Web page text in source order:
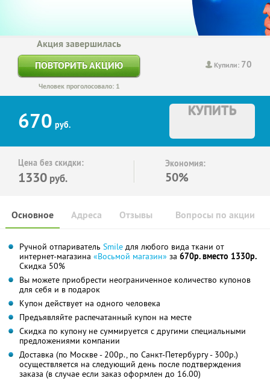
Купили: 70
Акция завершилась
ПОВТОРИТЬ АКЦИЮ
Человек проголосовало: 1
670 руб.
КУПИТЬ
Цена без скидки:
1330 руб.
Экономия:
50%
Основное Отзывы Вопросы по акции
Адреса
Ручной отпариватель Smile для любого вида ткани от
интернет-магазина «Восьмой магазин» за 670р. вместо 1330р.
Скидка 50%
Вы можете приобрести неограниченное количество купонов
для себя и в подарок
Купон действует на одного человека
Предъявляйте распечатанный купон на месте
Скидка по купону не суммируется с другими специальными
предложениями компании
Доставка (по Москве - 200р., по Санкт-Петербургу - 300р.)
осуществляется на следующий день после подтверждения
заказа (в случае если заказ оформлен до 16.00)